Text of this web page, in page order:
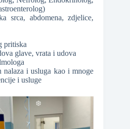
srca, abdomena, zdjelice,
pritiska
glave, vrata i udova
nalaza i usluga kao i mnoge
i usluge
❆
❆